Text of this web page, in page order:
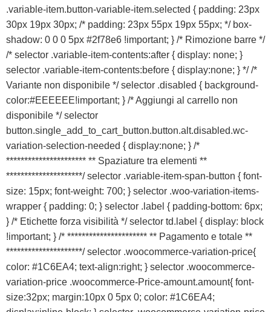
.variable-item.button-variable-item.selected { padding: 23px
30px 19px 30px; /* padding: 23px 55px 19px 55px; */ box-
shadow: 0 0 0 5px #2f78e6 !important; } /* Rimozione barre */
/* selector .variable-item-contents:after { display: none; }
selector .variable-item-contents:before { display:none; } */ /*
Variante non disponibile */ selector .disabled { background-
color:#EEEEEE!important; } /* Aggiungi al carrello non
disponibile */ selector
button.single_add_to_cart_button.button.alt.disabled.wc-
variation-selection-needed { display:none; } /*
********************** ** Spaziature tra elementi **
*********************/ selector .variable-item-span-button { font-
size: 15px; font-weight: 700; } selector .woo-variation-items-
wrapper { padding: 0; } selector .label { padding-bottom: 6px;
} /* Etichette forza visibilità */ selector td.label { display: block
!important; } /* ********************** ** Pagamento e totale **
*********************/ selector .woocommerce-variation-price{
color: #1C6EA4; text-align:right; } selector .woocommerce-
variation-price .woocommerce-Price-amount.amount{ font-
size:32px; margin:10px 0 5px 0; color: #1C6EA4;